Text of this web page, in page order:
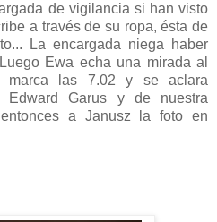
de vigilancia si han visto
a través de su ropa, ésta de
La encargada niega haber
Ewa echa una mirada al
las 7.02 y se aclara
Edward Garus y de nuestra
a Janusz la foto en